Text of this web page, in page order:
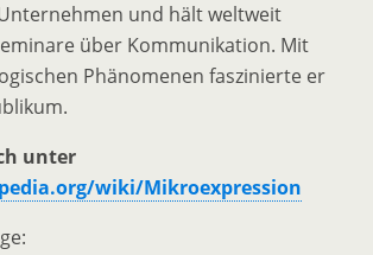
und hält weltweit
über Kommunikation. Mit
Phänomenen faszinierte er
unter
wiki/Mikroexpression